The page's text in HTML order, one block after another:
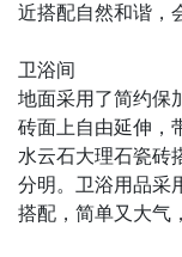
近搭配自然和谐，
卫浴间
地面采用了简约保
砖面上自由延伸，
水云石大理石瓷砖
分明。卫浴用品采
搭配，简单又大气